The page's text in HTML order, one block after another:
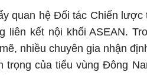
quan hệ Đối tác Chiến
kết nội khối ASEAN.
nhiều chuyên gia nhận
của tiểu vùng Đông